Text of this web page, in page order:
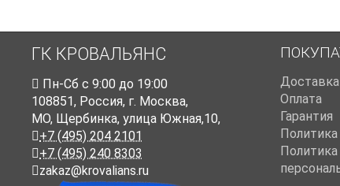
ГК КРОВАЛЬЯНС
Пн-Cб с 9:00 до 19:00
108851, Россия, г. Москва,
МО, Щербинка, улица Южная,10,
+7 (495) 204 2101
+7 (495) 240 8303
zakaz@krovalians.ru
Доставка
Оплата
Гарантия